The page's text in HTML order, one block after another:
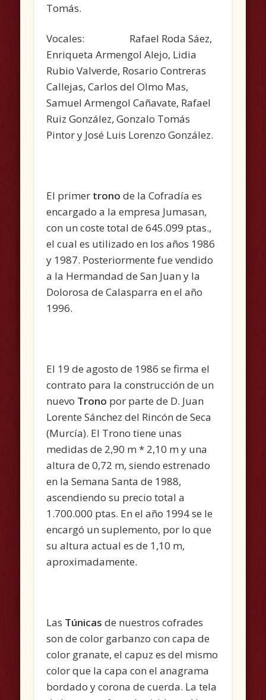
Tomás.
Vocales: Rafael Roda Sáez,
Enriqueta Armengol Alejo, Lidia
Rubio Valverde, Rosario Contreras
Callejas, Carlos del Olmo Mas,
Samuel Armengol Cañavate, Rafael
Ruiz González, Gonzalo Tomás
Pintor y José Luis Lorenzo González.
El primer trono de la Cofradía es
encargado a la empresa Jumasan,
con un coste total de 645.099 ptas.,
el cual es utilizado en los años 1986
y 1987. Posteriormente fue vendido
a la Hermandad de San Juan y la
Dolorosa de Calasparra en el año
1996.
El 19 de agosto de 1986 se firma el
contrato para la construcción de un
nuevo Trono por parte de D. Juan
Lorente Sánchez del Rincón de Seca
(Murcía). El Trono tiene unas
medidas de 2,90 m * 2,10 m y una
altura de 0,72 m, siendo estrenado
en la Semana Santa de 1988,
ascendiendo su precio total a
1.700.000 ptas. En el año 1994 se le
encargó un suplemento, por lo que
su altura actual es de 1,10 m,
aproximadamente.
Las Túnicas de nuestros cofrades
son de color garbanzo con capa de
color granate, el capuz es del mismo
color que la capa con el anagrama
bordado y corona de cuerda. La tela